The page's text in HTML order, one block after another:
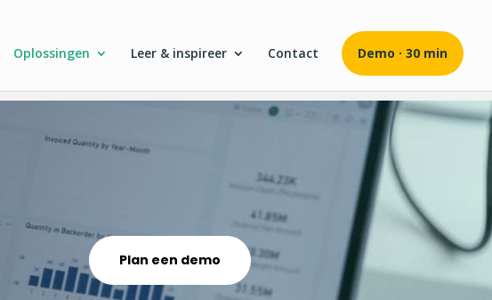
Oplossingen Leer & inspireer Contact Demo · 30 min
Plan een demo